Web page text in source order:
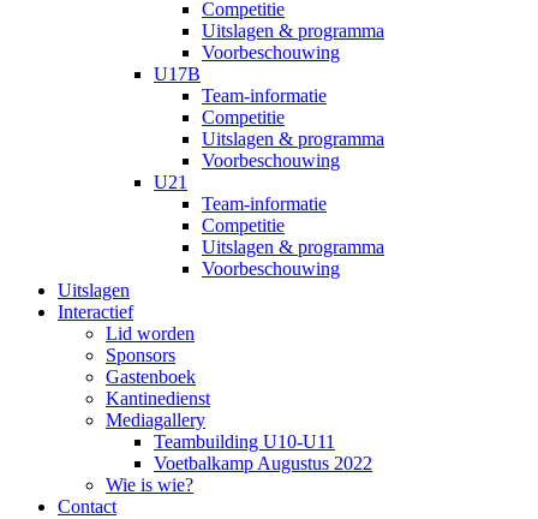
Competitie
Uitslagen & programma
Voorbeschouwing
U17B
Team-informatie
Competitie
Uitslagen & programma
Voorbeschouwing
U21
Team-informatie
Competitie
Uitslagen & programma
Voorbeschouwing
Uitslagen
Interactief
Lid worden
Sponsors
Gastenboek
Kantinedienst
Mediagallery
Teambuilding U10-U11
Voetbalkamp Augustus 2022
Wie is wie?
Contact